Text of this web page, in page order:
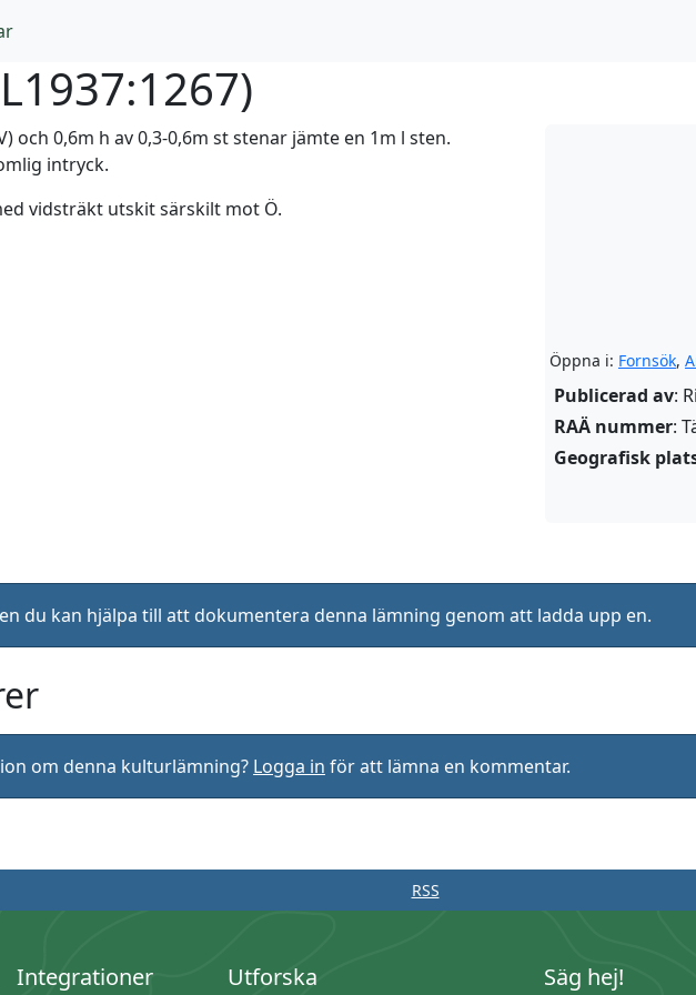
L1937:1267)
Öppna i: Fornsök,
Publicerad av:
RAÄ nummer:
Geografisk
och 0,6m h av 0,3-0,6m st stenar jämte en 1m l sten.
intryck.
vidsträkt utskit särskilt mot Ö.
du kan hjälpa till att dokumentera denna lämning genom att ladda upp en.
om denna kulturlämning? Logga in för att lämna en kommentar.
RSS
Integrationer Utforska Säg hej!